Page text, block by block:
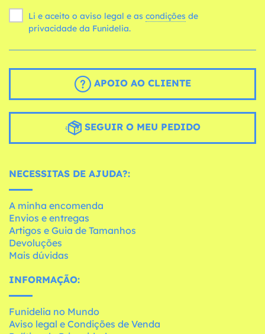
Li e aceito o aviso legal e as condições
privacidade da Funidelia.
APOIO AO CLIENTE
SEGUIR O MEU PEDIDO
NECESSITAS DE AJUDA?:
A minha encomenda
Envios e entregas
Artigos e Guia de Tamanhos
Devoluções
Mais dúvidas
INFORMAÇÃO:
Funidelia no Mundo
Aviso legal e Condições de Venda